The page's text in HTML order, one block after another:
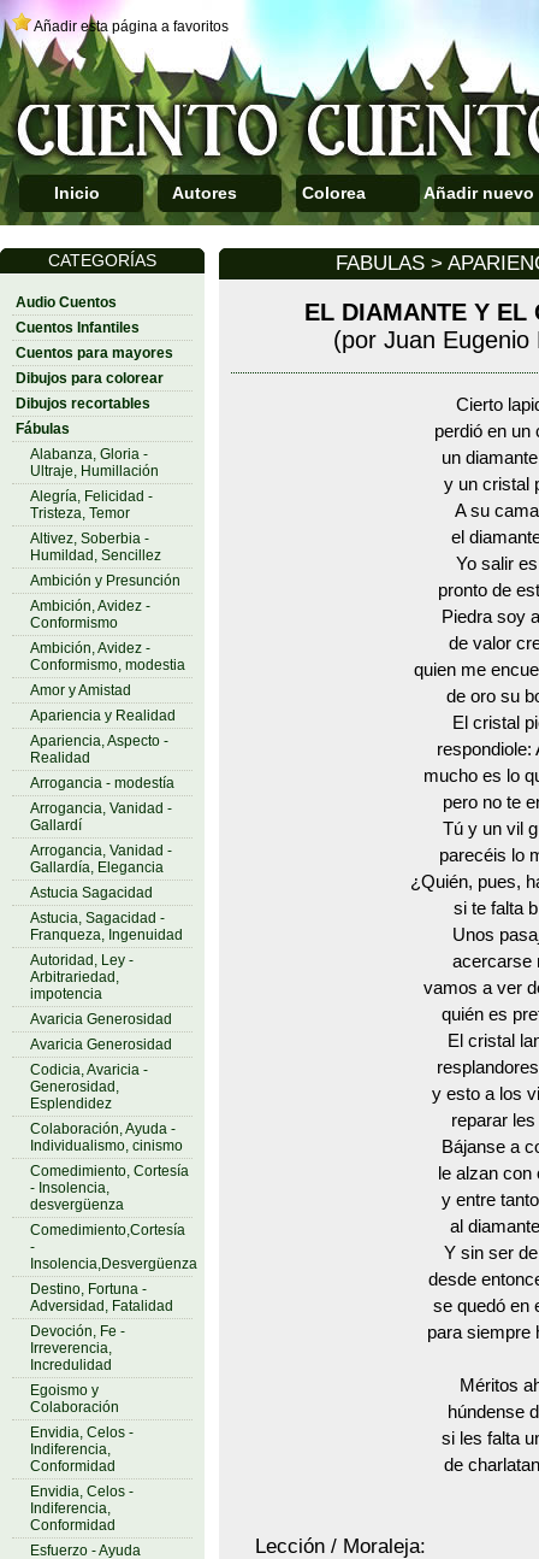
Añadir esta página a favoritos
Inicio Autores Colorea Añadir nuevo
CATEGORÍAS
Audio Cuentos
Cuentos Infantiles
Cuentos para mayores
Dibujos para colorear
Dibujos recortables
Fábulas
Alabanza, Gloria -
Ultraje, Humillación
Alegría, Felicidad -
Tristeza, Temor
Altivez, Soberbia -
Humildad, Sencillez
Ambición y Presunción
Ambición, Avidez -
Conformismo
Ambición, Avidez -
Conformismo, modestia
Amor y Amistad
Apariencia y Realidad
Apariencia, Aspecto -
Realidad
Arrogancia - modestía
Arrogancia, Vanidad -
Gallardí
Arrogancia, Vanidad -
Gallardía, Elegancia
Astucia Sagacidad
Astucia, Sagacidad -
Franqueza, Ingenuidad
Autoridad, Ley -
Arbitrariedad,
impotencia
Avaricia Generosidad
Avaricia Generosidad
Codicia, Avaricia -
Generosidad,
Esplendidez
Colaboración, Ayuda -
Individualismo, cinismo
Comedimiento, Cortesía
- Insolencia,
desvergüenza
Comedimiento,Cortesía
-
Insolencia,Desvergüenza
Destino, Fortuna -
Adversidad, Fatalidad
Devoción, Fe -
Irreverencia,
Incredulidad
Egoismo y
Colaboración
Envidia, Celos -
Indiferencia,
Conformidad
Envidia, Celos -
Indiferencia,
Conformidad
Esfuerzo - Ayuda
FABULAS >
EL DIAMANTE Y EL
(por Juan Eugenio
Cierto
perdió en un
un
y un cristal
A su
el
Yo salir
pronto de
Piedra soy
de valor
quien me
de oro su
El cristal
respondiole:
mucho es lo
pero no te
Tú y un vil
parecéis lo
¿Quién, pues,
si te falta
Unos
acercarse
vamos a ver
quién es
El cristal
y esto a los
reparar
Bájanse a
le alzan con
y entre
al
Y sin ser
desde
se quedó en
para siempre
Méritos
húndense
si les falta
de
Lección / Moraleja: